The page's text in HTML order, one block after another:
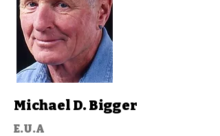
Michael D. Bigger
E.U.A